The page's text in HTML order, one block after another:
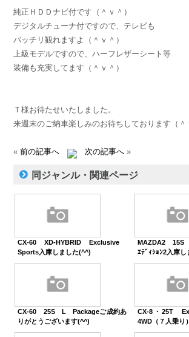
純正ＨＤＤナビ付です（＾ｖ＾）
デジタルチューナ付ですので、テレビも
バッチリ観れますよ（＾ｖ＾）
上級モデルですので、ハーフレザーシート等
装備も充実してます（＾ｖ＾）
Ｔ様お待たせいたしました。
来週末のご納車楽しみのお待ちしております（＾
«前の記事へ 次の記事へ »
同ジャンル・関連ページ
CX-60 XD-HYBRID Exclusive
Sports入庫しました(^^)
MAZDA2 15S
ｴﾃﾞｨｼｮﾝ2入庫し
CX-60 25S L Packageご成約あ
りがとうございます(^^)
CX-8・25T
4WD（７人乗り